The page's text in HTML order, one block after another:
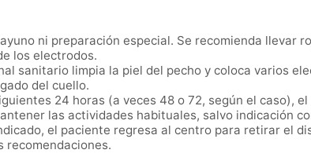
ni preparación especial. Se recomienda llevar
los electrodos.
sanitario limpia la piel del pecho y coloca varios
del cuello.
24 horas (a veces 48 o 72, según el caso),
las actividades habituales, salvo indicación
el paciente regresa al centro para retirar el
recomendaciones.